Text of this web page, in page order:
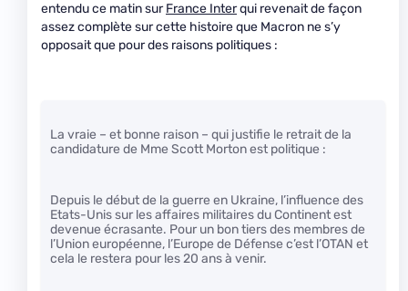
entendu ce matin surFrance Interqui revenait de façon
assez complète sur cette histoire que Macron ne s’y
opposait que pour des raisons politiques :
La vraie – et bonne raison – qui justifie le retrait de la
candidature de Mme Scott Morton est politique :
Depuis le début de la guerre en Ukraine, l’influence des
Etats-Unis sur les affaires militaires du Continent est
devenue écrasante. Pour un bon tiers des membres de
l’Union européenne, l’Europe de Défense c’est l’OTAN et
cela le restera pour les 20 ans à venir.